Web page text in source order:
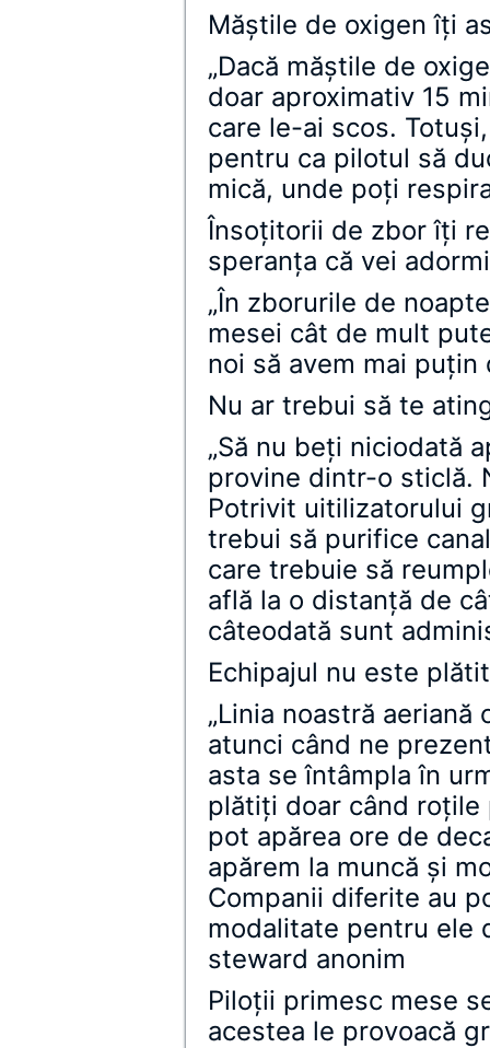
Măştile de oxigen îţi
„Dacă măştile de
doar aproximativ 15
care le-ai scos.
pentru ca pilotul să
mică, unde poţi
Însoţitorii de zbor îţi
speranţa că vei adormi
„În zborurile de
mesei cât de mult
noi să avem mai
Nu ar trebui să te
„Să nu beţi niciodată
provine dintr-o sticlă.
Potrivit uitilizatorului
trebui să purifice
care trebuie să
află la o distanţă de
câteodată sunt
Echipajul nu este
„Linia noastră
atunci când ne
asta se întâmpla în
plătiţi doar când roţile
pot apărea ore de
apărem la muncă şi
Companii diferite au
modalitate pentru ele
steward anonim
Piloţii primesc mese
acestea le provoacă